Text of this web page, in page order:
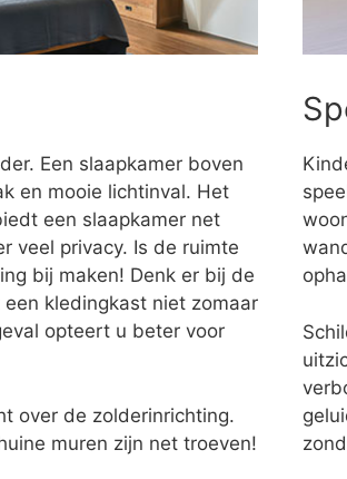
Een slaapkamer boven
en mooie lichtinval. Het
een slaapkamer net
veel privacy. Is de ruimte
bij maken! Denk er bij de
kledingkast niet zomaar
opteert u beter voor
over de zolderinrichting.
muren zijn net troeven!